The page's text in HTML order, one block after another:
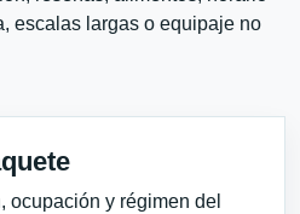
escalas largas o equipaje no
ocupación y régimen del